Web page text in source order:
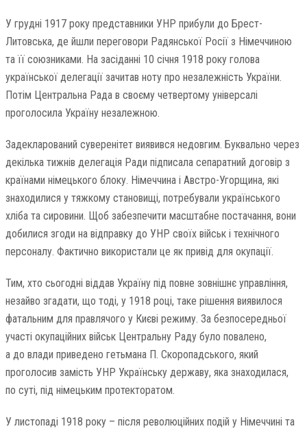
У грудні 1917 року представники УНР прибули до Брест-
Литовська, де йшли переговори Радянської Росії з Німеччиною
та її союзниками. На засіданні 10 січня 1918 року голова
української делегації зачитав ноту про незалежність України.
Потім Центральна Рада в своєму четвертому універсалі
проголосила Україну незалежною.
Задекларований суверенітет виявився недовгим. Буквально через
декілька тижнів делегація Ради підписала сепаратний договір з
країнами німецького блоку. Німеччина і Австро-Угорщина, які
знаходилися у тяжкому становищі, потребували українського
хліба та сировини. Щоб забезпечити масштабне постачання, вони
добилися згоди на відправку до УНР своїх військ і технічного
персоналу. Фактично використали це як привід для окупації.
Тим, хто сьогодні віддав Україну під повне зовнішнє управління,
незайво згадати, що тоді, у 1918 році, таке рішення виявилося
фатальним для правлячого у Києві режиму. За безпосередньої
участі окупаційних військ Центральну Раду було повалено,
а до влади приведено гетьмана П. Скоропадського, який
проголосив замість УНР Українську державу, яка знаходилася,
по суті, під німецьким протекторатом.
У листопаді 1918 року – після революційних подій у Німеччині та